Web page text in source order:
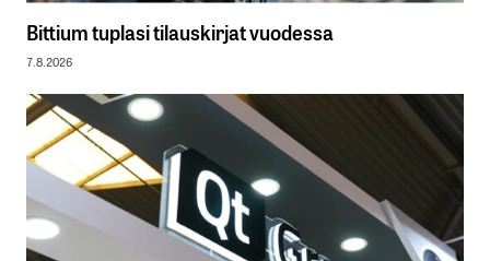
Bittium tuplasi tilauskirjat vuodessa
7.8.2026